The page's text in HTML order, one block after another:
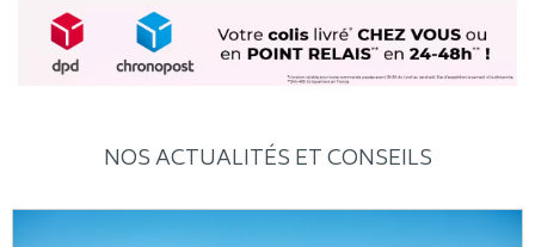
NOS ACTUALITÉS ET CONSEILS